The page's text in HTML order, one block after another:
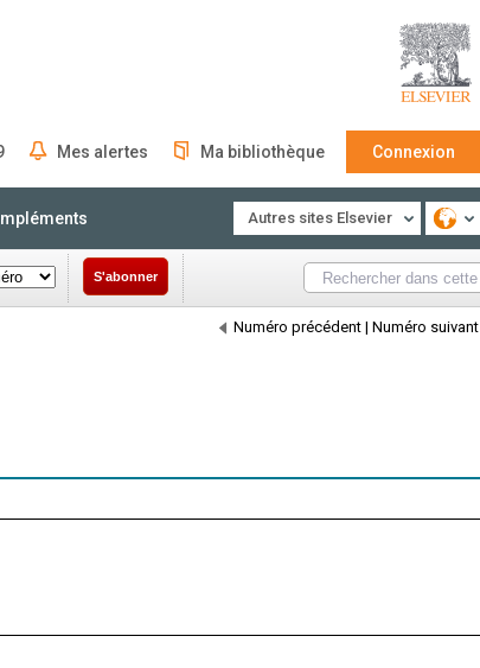
Mes alertes Ma bibliothèque Connexion
Autres sites Elsevier
S'abonner
Numéro précédent | Numéro suivant